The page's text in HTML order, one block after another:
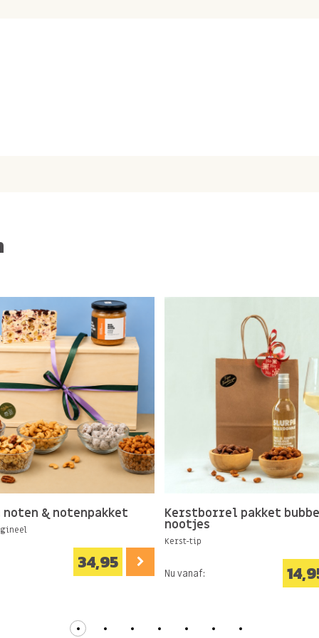
fijne feestdagen sleeve
personeel of
luxe cadeauboxen
is het ook
zelfs een
Aldeze notenpakketten
Wist je dat we ook
hebben?
noten & notenpakket
34,95
Kerstborrel pakket
nootjes
Kerst-tip
Nu vanaf: